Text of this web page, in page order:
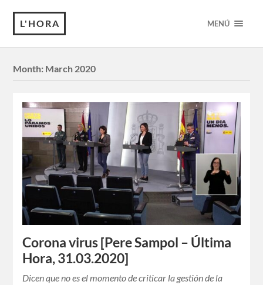
L'HORA MENÚ
Month: March 2020
Corona virus [Pere Sampol – Última
Hora, 31.03.2020]
Dicen que no es el momento de criticar la gestión de la